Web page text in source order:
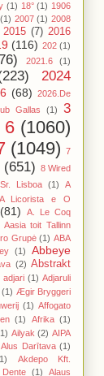
(1) 18° (1) 1906
(1) 2007 (1) 2008
2015 (7) 2016
(116) 202 (1)
2021.6 (1)
2024
(68) 2026.De
Gallas (1)
3
6 (1060)
(1049) 7
(651) 8 Wired
Lisboa (1)
A
A Licorista e O
(81)
A. Le Coq
Aasia toit Tallinn
Grupė (1) ABA
(1)
Abbeye
(2) Abstrakt
adjari (1) Adjaruli
(1) Ægir Bryggeri
(1) Affogato
(1) Afrika (1)
Ailyak (2) AIPA
Darītava (1)
Akdepo Kft.
(1)
Alaus